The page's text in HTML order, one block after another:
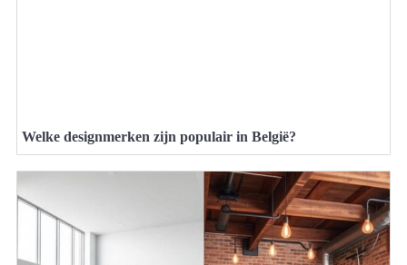
Welke designmerken zijn populair in België?